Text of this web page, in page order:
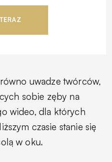
uwadze twórców,
sobie zęby na
wideo, dla których
czasie stanie się
w oku.